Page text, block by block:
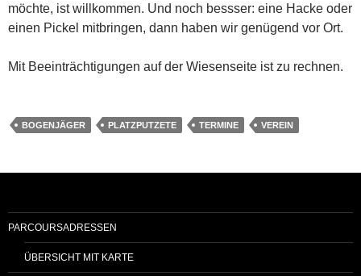
möchte, ist willkommen. Und noch bessser: eine Hacke oder
einen Pickel mitbringen, dann haben wir genügend vor Ort.
Mit Beeinträchtigungen auf der Wiesenseite ist zu rechnen.
BOGENJÄGER PLATZPUTZETE TERMINE VEREIN
PARCOURSADRESSEN
ÜBERSICHT MIT KARTE